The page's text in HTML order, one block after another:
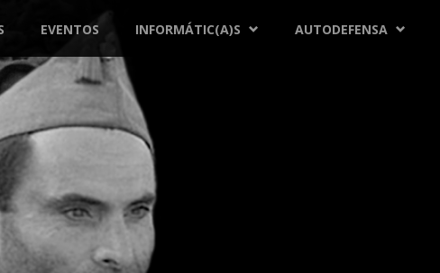
EVENTOS INFORMÁTIC(A)S AUTODEFENSA